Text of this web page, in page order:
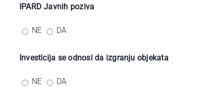
IPARD Javnih poziva
NE DA
Investicija se odnosi da izgranju objekata
NE DA